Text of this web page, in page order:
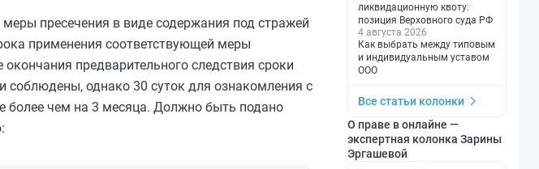
пресечения в виде содержания под стражей
применения соответствующей меры
предварительного следствия сроки
соблюдены, однако 30 суток для ознакомления с
более чем на 3 месяца. Должно быть подано
ликвидационную квоту:
позиция Верховного суда РФ
4 августа 2026
Как выбрать между типовым
и индивидуальным уставом
ООО
Все статьи колонки
О праве в онлайне —
экспертная колонка Зарины
Эргашевой